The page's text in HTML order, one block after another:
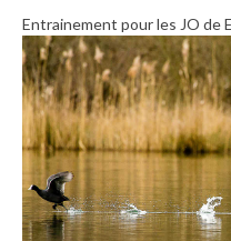
Entrainement pour les JO de